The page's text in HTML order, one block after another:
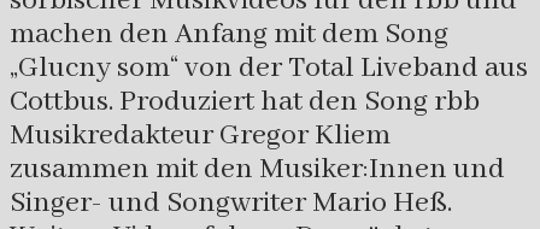
machen den Anfang mit dem Song
„Glucny som“ von der Total Liveband aus
Cottbus. Produziert hat den Song rbb
Musikredakteur Gregor Kliem
zusammen mit den Musiker:Innen und
Singer- und Songwriter Mario Heß.